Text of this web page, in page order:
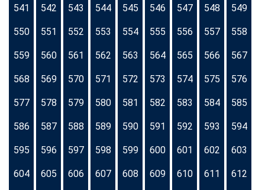
541 542 543 544 545 546 547 548 549
550 551 552 553 554 555 556 557 558
559 560 561 562 563 564 565 566 567
568 569 570 571 572 573 574 575 576
577 578 579 580 581 582 583 584 585
586 587 588 589 590 591 592 593 594
595 596 597 598 599 600 601 602 603
604 605 606 607 608 609 610 611 612